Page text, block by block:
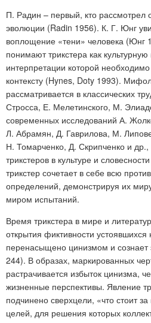
П. Радин – первый, кто рассмотрел
эволюции (Radin 1956). К. Г. Юнг
воплощение «тени» человека (Юнг
понимают трикстера как
интерпретации которой
контексту (Hynes, Doty 1993).
рассматривается в классических
Стросса, Е. Мелетинского, М.
современных исследований А.
Л. Абрамян, Д. Гаврилова, М.
Н. Томарченко, Д. Скрипченко и
трикстеров в культуре и
трикстер сочетает в себе всю
определений, демонстрируя их
миром испытаний.
Время трикстера в мире и
открытия фиктивности
перенасыщено цинизмом и сознает
244). В образах, маркированных
растрачивается избыток цинизма,
жизненные перспективы. Явление
подчинено сверхцели, «что стоит
целей, для решения которых